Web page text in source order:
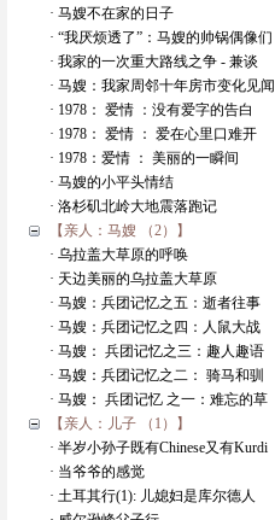
· 马嫂不在家的日子
· “我厌烦透了”：马嫂的帅锅偶像们
· 我家的一次重大路线之争 - 兼谈
· 马嫂：我家周邻十年房市变化见闻
· 1978： 爱情 ：没有爱字的告白
· 1978： 爱情 ： 爱在心里口难开
· 1978：爱情 ： 美丽的一瞬间
· 马嫂的小平头情结
· 洛杉矶北岭大地震落跑记
【亲人：马嫂 （2）】
· 乌拉盖大草原的呼唤
· 天边美丽的乌拉盖大草原
· 马嫂：兵团记忆之五：逝者往事
· 马嫂：兵团记忆之四：人鼠大战
· 马嫂： 兵团记忆之三：趣人趣语
· 马嫂：兵团记忆之二： 骑马和驯
· 马嫂： 兵团记忆 之一：难忘的草
【亲人：儿子 （1）】
· 半岁小孙子既有Chinese又有Kurdi
· 当爷爷的感觉
· 土耳其行(1): 儿媳妇是库尔德人